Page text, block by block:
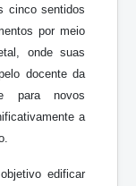
cinco sentidos
por meio
onde suas
docente da
para novos
a
edificar